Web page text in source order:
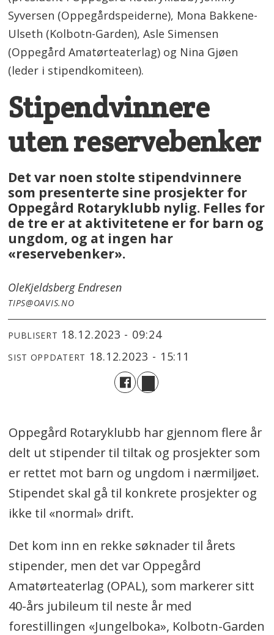
Syversen (Oppegårdspeiderne), Mona Bakkene-
Ulseth (Kolbotn-Garden), Asle Simensen
(Oppegård Amatørteaterlag) og Nina Gjøen
(leder i stipendkomiteen).
Stipendvinnere
uten reservebenker
Det var noen stolte stipendvinnere
som presenterte sine prosjekter for
Oppegård Rotaryklubb nylig. Felles for
de tre er at aktivitetene er for barn og
ungdom, og at ingen har
«reservebenker».
OleKjeldsberg Endresen
TIPS@OAVIS.NO
PUBLISERT 18.12.2023 - 09:24
SIST OPPDATERT 18.12.2023 - 15:11
Oppegård Rotaryklubb har gjennom flere år
delt ut stipender til tiltak og prosjekter som
er rettet mot barn og ungdom i nærmiljøet.
Stipendet skal gå til konkrete prosjekter og
ikke til «normal» drift.
Det kom inn en rekke søknader til årets
stipender, men det var Oppegård
Amatørteaterlag (OPAL), som markerer sitt
40-års jubileum til neste år med
forestillingen «Jungelboka», Kolbotn-Garden